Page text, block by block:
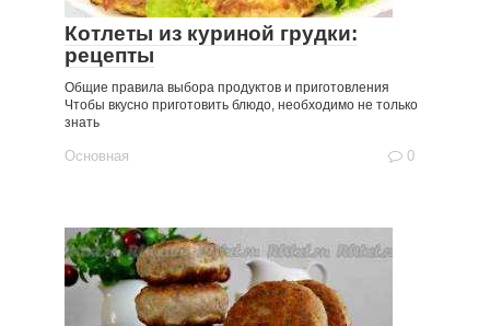
Котлеты из куриной грудки:
рецепты
Общие правила выбора продуктов и приготовления
Чтобы вкусно приготовить блюдо, необходимо не только
знать
Основная 0